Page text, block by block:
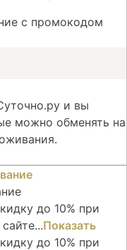
с промокодом
и вы
можно обменять на
до 10% при
Показать
до 10% при